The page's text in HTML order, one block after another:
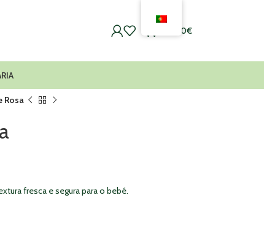
0,00€
Rosa
fresca e segura para o bebé.